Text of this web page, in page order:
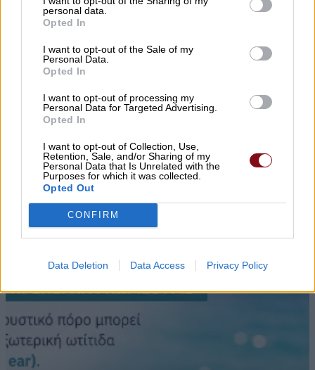
personal data.
Opted In
I want to opt-out of the Sale of my
Personal Data.
Opted In
I want to opt-out of processing my
Personal Data for Targeted Advertising.
Opted In
I want to opt-out of Collection, Use,
Retention, Sale, and/or Sharing of my
Personal Data that Is Unrelated with the
Purposes for which it was collected.
Opted Out
CONFIRM
Data Deletion Data Access Privacy Policy
▌ΤΕΛΕΥΤΑΙΑ ΝΕΑ